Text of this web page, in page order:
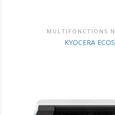
DÉCOUVRIR
MULTIFONCTIONS
KYOCERA